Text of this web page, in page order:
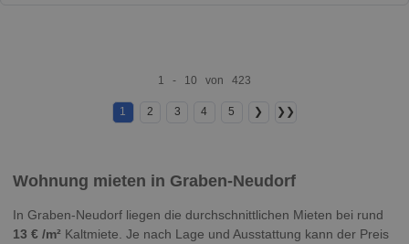
1 - 10 von 423
1 2 3 4 5 ❯ ❯❯
Wohnung mieten in Graben-Neudorf
In Graben-Neudorf liegen die durchschnittlichen Mieten bei rund
13 € /m² Kaltmiete. Je nach Lage und Ausstattung kann der Preis